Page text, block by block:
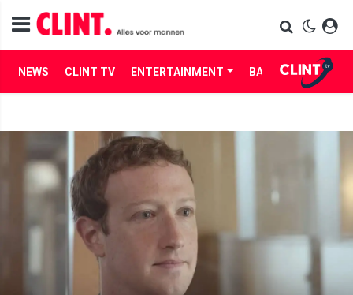
NEWS CLINT TV ENTERTAINMENT BABES LIFE